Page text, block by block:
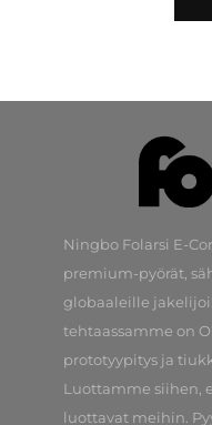
Ningbo Folarsi E-
premium-pyörät,
globaaleille
tehtaassamme on
prototyypitys ja
Luottamme siihen,
luottavat meihin.